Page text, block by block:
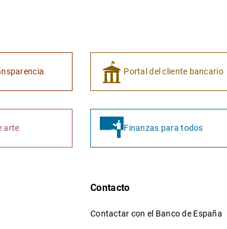
Portal del cliente bancario
arte Finanzas para todos
Contacto
Contactar con el Banco de España